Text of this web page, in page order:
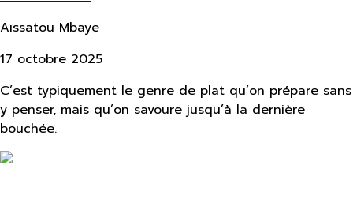
Aïssatou Mbaye
17 octobre 2025
C’est typiquement le genre de plat qu’on prépare sans
y penser, mais qu’on savoure jusqu’à la dernière
bouchée.